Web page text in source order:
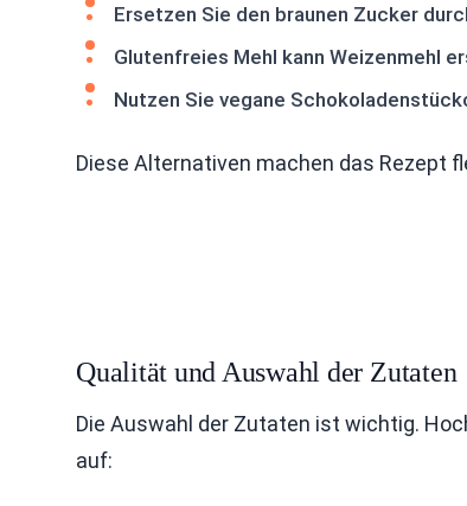
Ersetzen Sie den braunen Zucker
Glutenfreies Mehl kann Weizenmehl
Nutzen Sie vegane
Diese Alternativen machen das Rezept
Qualität und Auswahl der Zutaten
Die Auswahl der Zutaten ist wichtig.
auf: